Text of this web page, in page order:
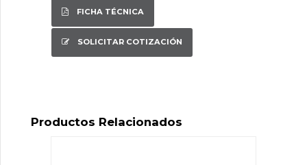
FICHA TÉCNICA
SOLICITAR COTIZACIÓN
Productos Relacionados